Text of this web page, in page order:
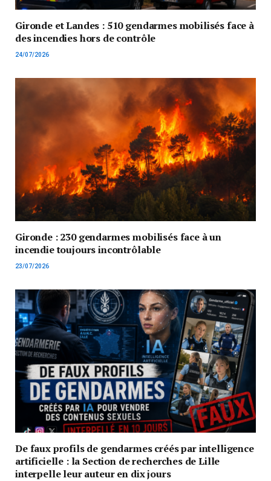
Gironde et Landes : 510 gendarmes mobilisés face à
des incendies hors de contrôle
24/07/2026
Gironde : 230 gendarmes mobilisés face à un
incendie toujours incontrôlable
23/07/2026
De faux profils de gendarmes créés par intelligence
artificielle : la Section de recherches de Lille
interpelle leur auteur en dix jours